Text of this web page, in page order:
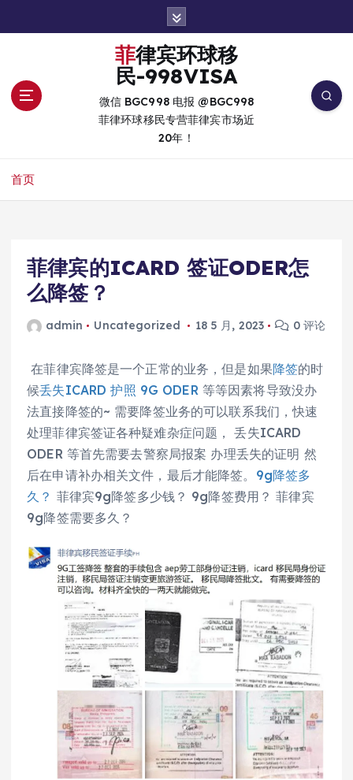
菲律宾环球移
民-998VISA
微信 BGC998 电报 @BGC998
菲律环球移民专营菲律宾市场近
20年！
首页
菲律宾的ICARD 签证ODER怎
么降签？
admin Uncategorized 18 5 月, 2023 0 评论
在菲律宾降签是一个正常的业务，但是如果降签的时
候丢失ICARD 护照 9G ODER 等等因素将导致没办
法直接降签的~ 需要降签业务的可以联系我们，快速
处理菲律宾签证各种疑难杂症问题， 丢失ICARD
ODER 等首先需要去警察局报案 办理丢失的证明 然
后在申请补办相关文件，最后才能降签。 9g降签多
久？ 菲律宾9g降签多少钱？ 9g降签费用？ 菲律宾
9g降签需要多久？